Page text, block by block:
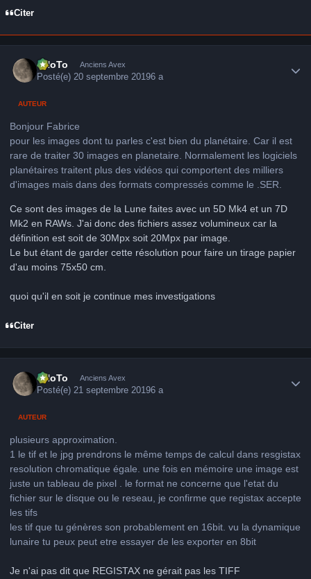
Citer
FHoTo Anciens Avex
Posté(e)20 septembre 20196 a
AUTEUR
Bonjour Fabrice
pour les images dont tu parles c'est bien du planétaire. Car il est
rare de traiter 30 images en planetaire. Normalement les logiciels
planétaires traitent plus des vidéos qui comportent des milliers
d'images mais dans des formats compressés comme le .SER.
Ce sont des images de la Lune faites avec un 5D Mk4 et un 7D
Mk2 en RAWs. J'ai donc des fichiers assez volumineux car la
définition est soit de 30Mpx soit 20Mpx par image.
Le but étant de garder cette résolution pour faire un tirage papier
d'au moins 75x50 cm.
quoi qu'il en soit je continue mes investigations
Citer
FHoTo Anciens Avex
Posté(e)21 septembre 20196 a
AUTEUR
plusieurs approximation.
1 le tif et le jpg prendrons le même temps de calcul dans resgistax
resolution chromatique égale. une fois en mémoire une image est
juste un tableau de pixel . le format ne concerne que l'etat du
fichier sur le disque ou le reseau, je confirme que registax accepte
les tifs
les tif que tu génères son probablement en 16bit. vu la dynamique
lunaire tu peux peut etre essayer de les exporter en 8bit
Je n'ai pas dit que REGISTAX ne gérait pas les TIFF